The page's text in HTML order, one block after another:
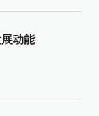
动能